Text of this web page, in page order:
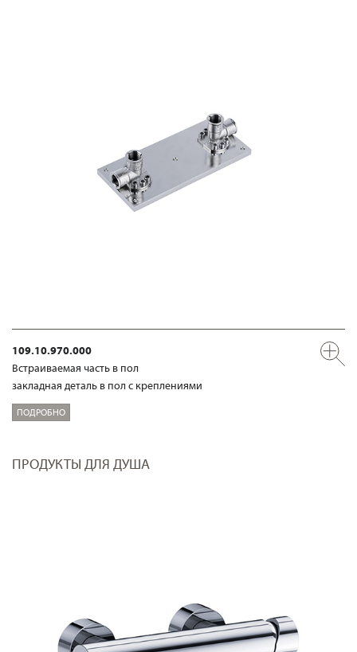
109.10.970.000
Встраиваемая часть в пол
закладная деталь в пол с креплениями
ПОДРОБНО
ПРОДУКТЫ ДЛЯ ДУША